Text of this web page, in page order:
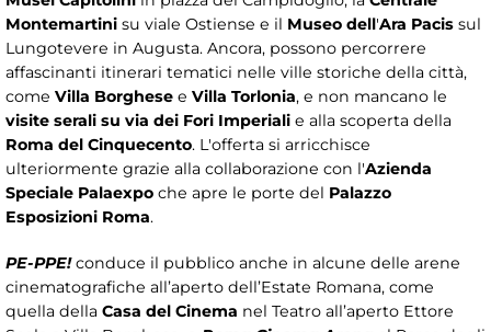
Montemartini su viale Ostiense e il Museo dell'Ara Pacis sul
Lungotevere in Augusta. Ancora, possono percorrere
affascinanti itinerari tematici nelle ville storiche della città,
come Villa Borghese e Villa Torlonia, e non mancano le
visite serali su via dei Fori Imperiali e alla scoperta della
Roma del Cinquecento. L'offerta si arricchisce
ulteriormente grazie alla collaborazione con l'Azienda
Speciale Palaexpo che apre le porte del Palazzo
Esposizioni Roma.
PE-PPE!conduce il pubblico anche in alcune delle arene
cinematografiche all’aperto dell’Estate Romana, come
quella della Casa del Cinema nel Teatro all’aperto Ettore